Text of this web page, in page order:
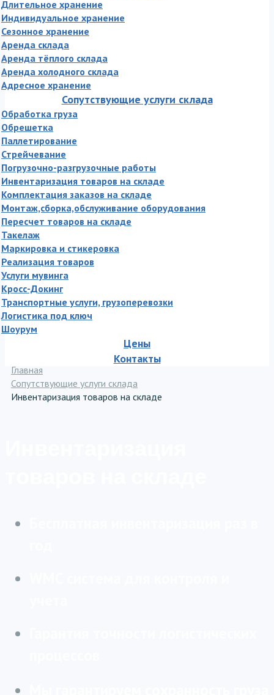
Длительное хранение
Индивидуальное хранение
Сезонное хранение
Аренда склада
Аренда тёплого склада
Аренда холодного склада
Адресное хранение
Сопутствующие услуги склада
Обработка груза
Обрешетка
Паллетирование
Стрейчевание
Погрузочно-разгрузочные работы
Инвентаризация товаров на складе
Комплектация заказов на складе
Монтаж,сборка,обслуживание оборудования
Пересчет товаров на складе
Такелаж
Маркировка и стикеровка
Реализация товаров
Услуги мувинга
Кросс-Докинг
Транспортные услуги, грузоперевозки
Логистика под ключ
Шоурум
Цены
Контакты
Главная
Сопутствующие услуги склада
Инвентаризация товаров на складе